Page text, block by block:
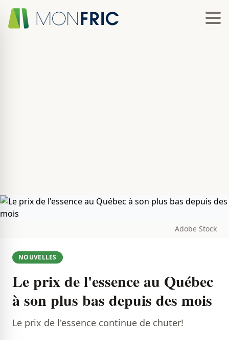
Adobe Stock
NOUVELLES
Le prix de l'essence au Québec
à son plus bas depuis des mois
Le prix de l'essence continue de chuter!